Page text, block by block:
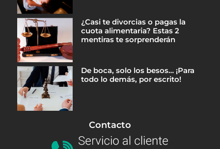
¿Casi te divorcias o pagas la
cuota alimentaria? Estas 2
mentiras te sorprenderán
De boca, solo los besos… ¡Para
todo lo demás, por escrito!
Contacto